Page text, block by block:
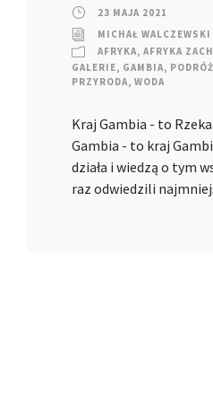
23 MAJA 2021
MICHAŁ WALCZEWSKI
AFRYKA, AFRYKA
GALERIE, GAMBIA,
PRZYRODA, WODA
Kraj Gambia - to
Gambia - to kraj
działa i wiedzą o tym
raz odwiedzili